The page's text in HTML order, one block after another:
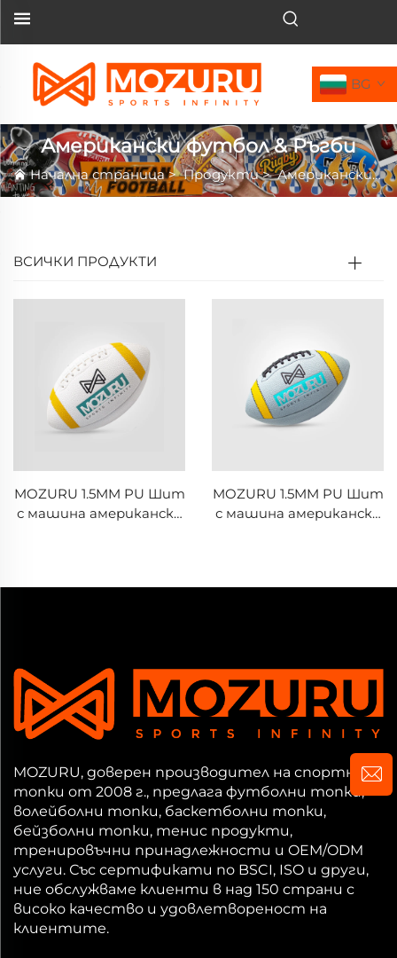
BG
Американски футбол & Ръгби
Начална страница>Продукти>Американски футбол & Ръгби
ВСИЧКИ ПРОДУКТИ
MOZURU 1.5MM PU Шит
с машина американски
MOZURU 1.5MM PU Шит
с машина американски
MOZURU, доверен производител на спортни
топки от 2008 г., предлага футболни топки,
волейболни топки, баскетболни топки,
бейзболни топки, тенис продукти,
тренировъчни принадлежности и OEM/ODM
услуги. Със сертификати по BSCI, ISO и други,
ние обслужваме клиенти в над 150 страни с
високо качество и удовлетвореност на
клиентите.